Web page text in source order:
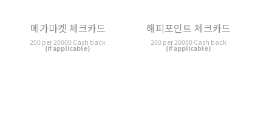
하나멤버스 Mega 체크카드
200 per 20000 Hana Money rewards
(if applicable)
쇼핑앤조이 카드
5000 KRW Cash back
(if applicable)